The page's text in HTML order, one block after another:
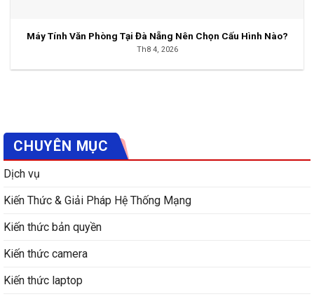
Máy Tính Văn Phòng Tại Đà Nẵng Nên Chọn Cấu Hình Nào?
Th8 4, 2026
CHUYÊN MỤC
Dịch vụ
Kiến Thức & Giải Pháp Hệ Thống Mạng
Kiến thức bản quyền
Kiến thức camera
Kiến thức laptop